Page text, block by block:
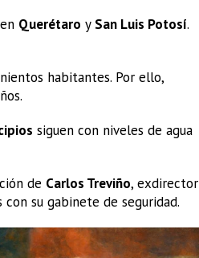
Querétaro y San Luis Potosí.
habitantes. Por ello,
siguen con niveles de agua
de Carlos Treviño, exdirector
con su gabinete de seguridad.